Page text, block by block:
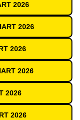
2026
2026
2026
2026
2026
2026